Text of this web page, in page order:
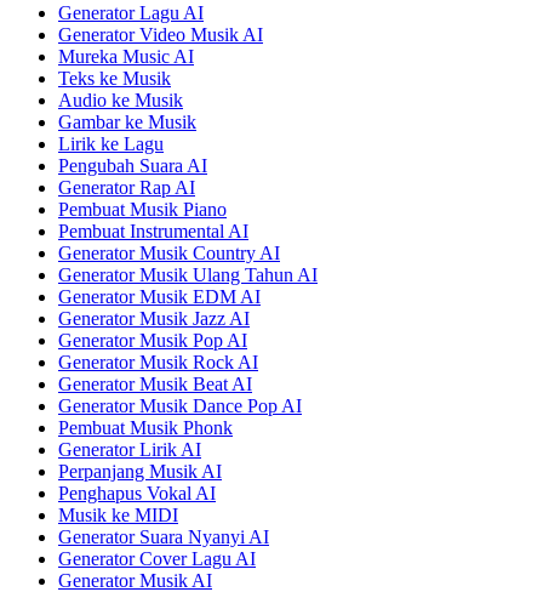
Generator Lagu AI
Generator Video Musik AI
Mureka Music AI
Teks ke Musik
Audio ke Musik
Gambar ke Musik
Lirik ke Lagu
Pengubah Suara AI
Generator Rap AI
Pembuat Musik Piano
Pembuat Instrumental AI
Generator Musik Country AI
Generator Musik Ulang Tahun AI
Generator Musik EDM AI
Generator Musik Jazz AI
Generator Musik Pop AI
Generator Musik Rock AI
Generator Musik Beat AI
Generator Musik Dance Pop AI
Pembuat Musik Phonk
Generator Lirik AI
Perpanjang Musik AI
Penghapus Vokal AI
Musik ke MIDI
Generator Suara Nyanyi AI
Generator Cover Lagu AI
Generator Musik AI